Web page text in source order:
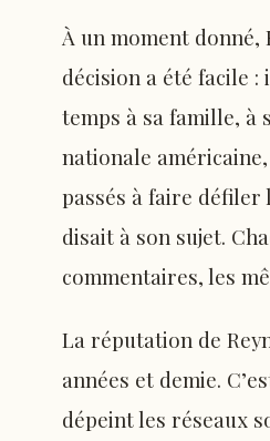
À un moment donné,
décision a été facile
temps à sa famille, à
nationale
passés à faire défiler
disait à son sujet.
commentaires, les
La réputation de
années et demie.
dépeint les réseaux